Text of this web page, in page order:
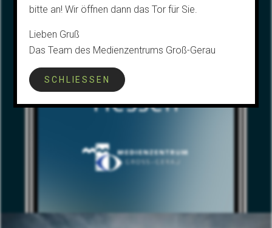
bitte an! Wir öffnen dann das Tor für Sie.
Lieben Gruß
Das Team des Medienzentrums Groß-Gerau
SCHLIESSEN